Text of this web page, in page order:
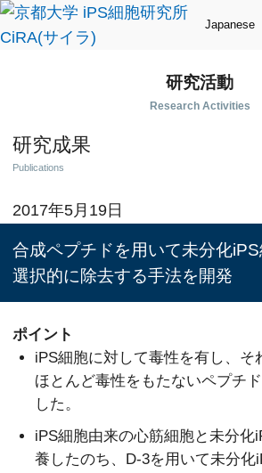
Japanese
研究活動
Research Activities
研究成果
Publications
2017年5月19日
合成ペプチドを用いて未分化iPS
選択的に除去する手法を開発
ポイント
iPS細胞に対して毒性を有し、そ
ほとんど毒性をもたないペプチ
した。
iPS細胞由来の心筋細胞と未分化
養したのち、D-3を用いて未分化